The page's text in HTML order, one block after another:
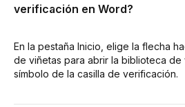
verificación en Word?
En la pestaña Inicio, elige la flecha
de viñetas para abrir la biblioteca
símbolo de la casilla de verificación.